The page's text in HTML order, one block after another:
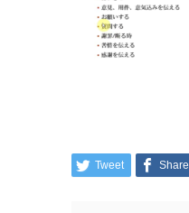
Tweet Share